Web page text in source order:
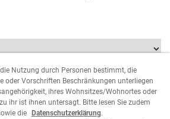
müssen die der Art des
Parameter ausgewählt
Nutzung durch Personen bestimmt, die
oder Vorschriften Beschränkungen unterliegen
ihres Wohnsitzes/Wohnortes oder
ihr ist ihnen untersagt. Bitte lesen Sie zudem
die Datenschutzerklärung.